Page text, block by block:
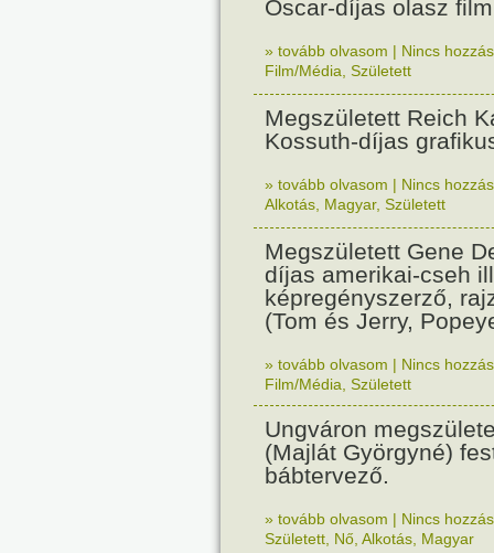
Oscar-díjas olasz
» tovább olvasom | Nincs
Film/Média Született
Megszületett Reich
Kossuth-díjas
» tovább olvasom | Nincs
Alkotás Magyar, Született
Megszületett Gene
díjas amerikai-cseh
képregényszerző,
(Tom és Jerry,
» tovább olvasom | Nincs
Film/Média Született
Ungváron
(Majlát Györgyné)
bábtervező.
» tovább olvasom | Nincs
Született Nő Alkotás Magyar